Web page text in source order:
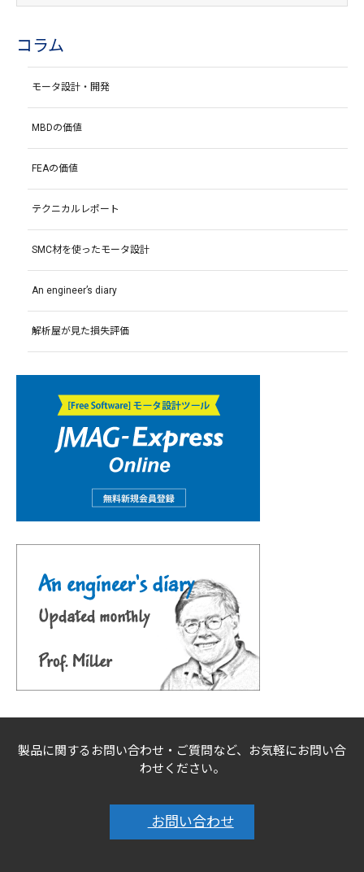
コラム
モータ設計・開発
MBDの価値
FEAの価値
テクニカルレポート
SMC材を使ったモータ設計
An engineer’s diary
解析屋が見た損失評価
製品に関するお問い合わせ・ご質問など、お気軽にお問い合
わせください。
お問い合わせ